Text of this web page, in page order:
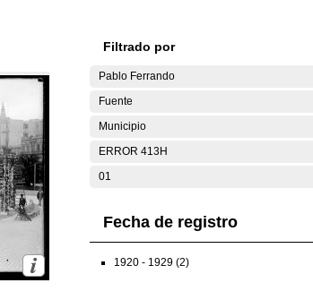
Filtrado por
Pablo Ferrando
Fuente
Municipio
ERROR 413H
01
Fecha de registro
1920 - 1929 (2)